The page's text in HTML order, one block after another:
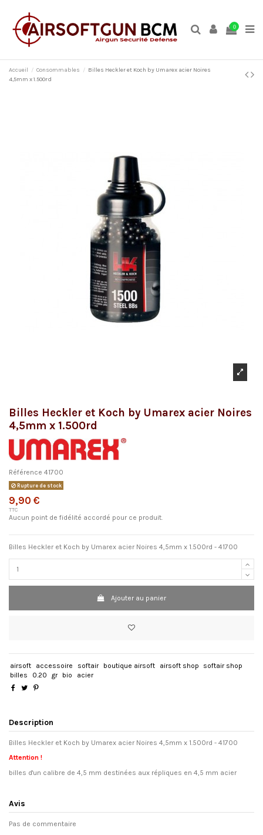
0
Accueil Consommables
Billes Heckler et Koch by Umarex acier Noires
4,5mm x 1.500rd
Billes Heckler et Koch by Umarex acier Noires
4,5mm x 1.500rd
Référence 41700
Rupture de stock
9,90 €
TTC
Aucun point de fidélité accordé pour ce produit.
Billes Heckler et Koch by Umarex acier Noires 4,5mm x 1.500rd - 41700
Ajouter au panier
airsoft accessoire softair boutique airsoft airsoft shop
softair shop
billes
0.20 gr bio acier
Description
Billes Heckler et Koch by Umarex acier Noires 4,5mm x 1.500rd - 41700
Attention !
billes d'un calibre de 4,5 mm destinées aux répliques en 4,5 mm acier
Avis
Pas de commentaire